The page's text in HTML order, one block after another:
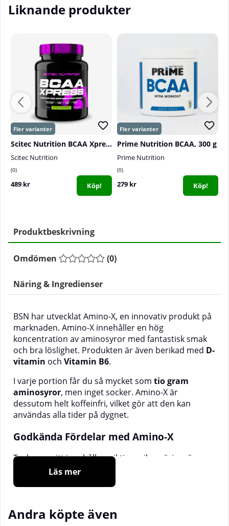
Liknande produkter
Scitec Nutrition BCAA Xpress, 700 g
Scitec Nutrition
0
489 kr Köp!
Prime Nutrition BCAA, 300 g
Prime Nutrition
0
279 kr Köp!
Produktbeskrivning
Omdömen (0)
Näring & Ingredienser
BSN har utvecklat Amino-X, en innovativ produkt på
marknaden. Amino-X innehåller en hög
koncentration av aminosyror med fantastisk smak
och bra löslighet. Produkten är även berikad med D-
vitamin och Vitamin B6.
I varje portion får du så mycket som tio gram
aminosyror, men inget socker. Amino-X är
dessutom helt koffeinfri, vilket gör att den kan
användas alla tider på dygnet.
Godkända Fördelar med Amino-X
Tack vare sitt innehåll av viktiga mikronäringsämnen
bidrar Amino-X till följande godkända effekter:
Vitamin Dbidrar till att bibehålla
Vitamin Dbidrar tillimmunsystemets
Läs mer
Andra köpte även